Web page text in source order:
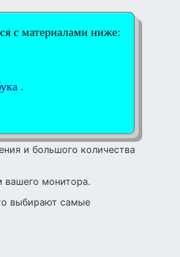
с материалами ниже:
.
и большого количества
вашего монитора.
выбирают самые